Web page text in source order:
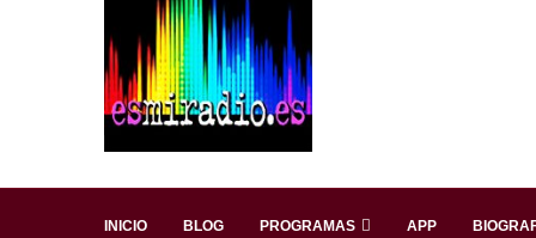
INICIO BLOG PROGRAMAS APP